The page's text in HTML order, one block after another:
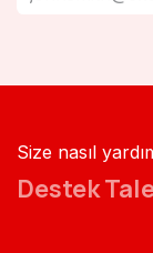
Size nasıl
Destek